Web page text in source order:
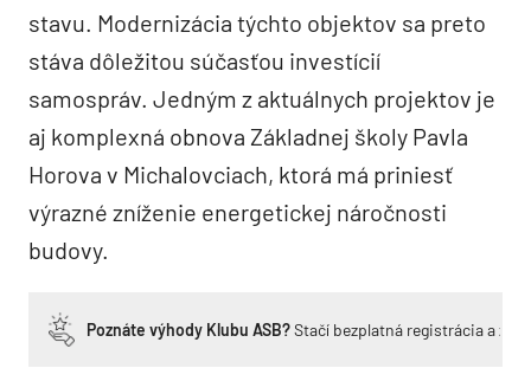
stavu. Modernizácia týchto objektov sa preto
stáva dôležitou súčasťou investícií
samospráv. Jedným z aktuálnych projektov je
aj komplexná obnova Základnej školy Pavla
Horova v Michalovciach, ktorá má priniesť
výrazné zníženie energetickej náročnosti
budovy.
Poznáte výhody Klubu ASB?Stačí bezplatná registrácia a